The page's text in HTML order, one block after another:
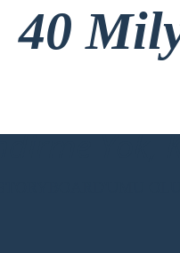
en contribuir
cada uno de las
con
en lo
40
Yok,